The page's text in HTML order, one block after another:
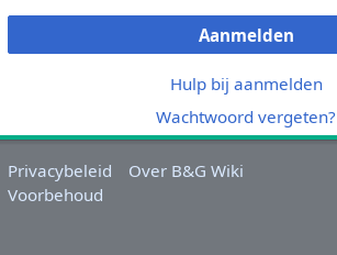
Aanmelden
Hulp bij aanmelden
Wachtwoord vergeten?
Privacybeleid
Over B&G Wiki
Voorbehoud